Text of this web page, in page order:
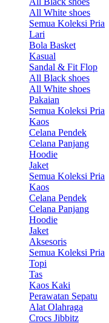
All White shoes
Semua Koleksi Pria
Lari
Bola Basket
Kasual
Sandal & Fit Flop
All Black shoes
All White shoes
Pakaian
Semua Koleksi Pria
Kaos
Celana Pendek
Celana Panjang
Hoodie
Jaket
Semua Koleksi Pria
Kaos
Celana Pendek
Celana Panjang
Hoodie
Jaket
Aksesoris
Semua Koleksi Pria
Topi
Tas
Kaos Kaki
Perawatan Sepatu
Alat Olahraga
Crocs Jibbitz